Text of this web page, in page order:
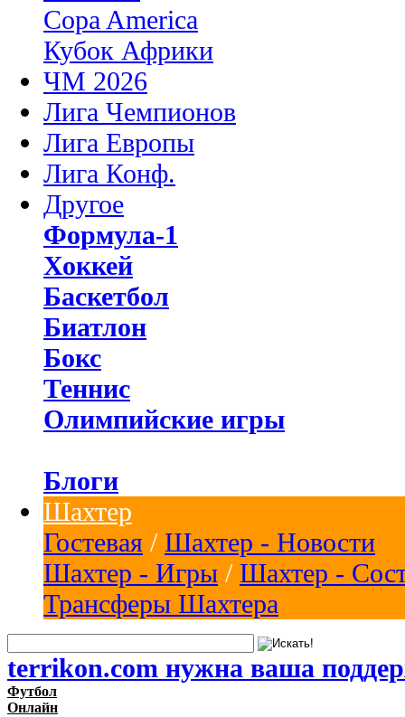
Copa America
Кубок Африки
ЧМ 2026
Лига Чемпионов
Лига Европы
Лига Конф.
Другое
Формула-1
Хоккей
Баскетбол
Биатлон
Бокс
Теннис
Олимпийские игры
Блоги
Шахтер
Гостевая / Шахтер - Новости
Шахтер - Игры / Шахтер -
Трансферы Шахтера
terrikon.com нужна ваша
Футбол
Онлайн